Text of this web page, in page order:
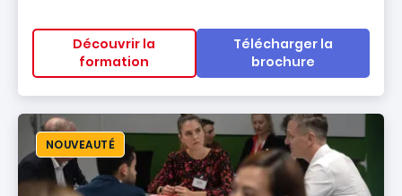
Découvrir la
formation
Télécharger la
brochure
NOUVEAUTÉ